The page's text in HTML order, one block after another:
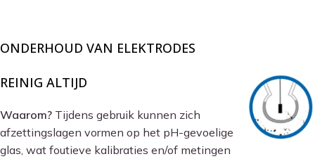
ONDERHOUD VAN ELEKTRODES
REINIG ALTIJD
Waarom? Tijdens gebruik kunnen zich
afzettingslagen vormen op het pH-gevoelige
glas, wat foutieve kalibraties en/of metingen